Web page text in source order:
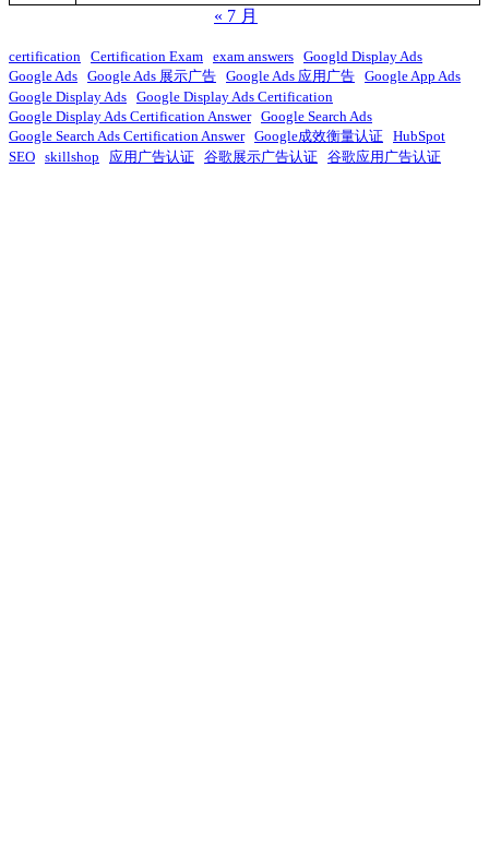
« 7 月
certification Certification Exam exam answers Googld Display Ads
Google Ads Google Ads 展示广告 Google Ads 应用广告 Google App Ads
Google Display Ads Google Display Ads Certification
Google Display Ads Certification Answer Google Search Ads
Google Search Ads Certification Answer Google成效衡量认证 HubSpot
SEO skillshop 应用广告认证 谷歌展示广告认证 谷歌应用广告认证